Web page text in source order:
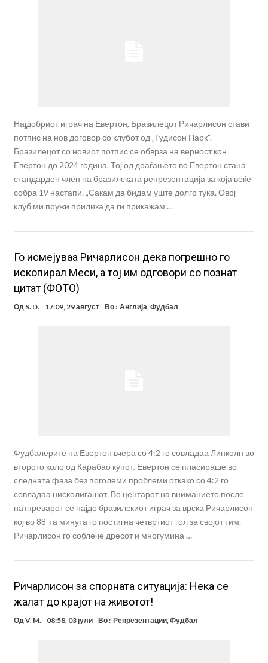
Најдобриот играч на Евертон, Бразилецот Ричарлисон стави
потпис на нов договор со клубот од „Гудисон Парк“.
Бразилецот со новиот потпис се обврза на верност кон
Евертон до 2024 година. Тој од доаѓањето во Евертон стана
стандарден член на бразилската репрезентација за која веќе
собра 19 настапи. „Сакам да бидам уште долго тука. Овој
клуб ми пружи прилика да ги прикажам …
Го исмејуваа Ричарлисон дека погрешно го
ископирал Меси, а тој им одговори со познат
цитат (ФОТО)
Од S. D. 17:09, 29 август Во : Англија Фудбал
Фудбалерите на Евертон вчера со 4:2 го совладаа Линколн во
второто коло од Карабао купот. Евертон се пласираше во
следната фаза без поголеми проблеми откако со 4:2 го
совладаа нисколигашот. Во центарот на вниманието после
натпреварот се најде бразилскиот играч за врска Ричарлисон
кој во 88-та минута го постигна четвртиот гол за својот тим.
Ричарлисон го соблече дресот и многумина …
Ричарлисон за спорната ситуација: Нека се
жалат до крајот на животот!
ОдV. M. 08:58, 03 јули Во : Репрезентации,Фудбал